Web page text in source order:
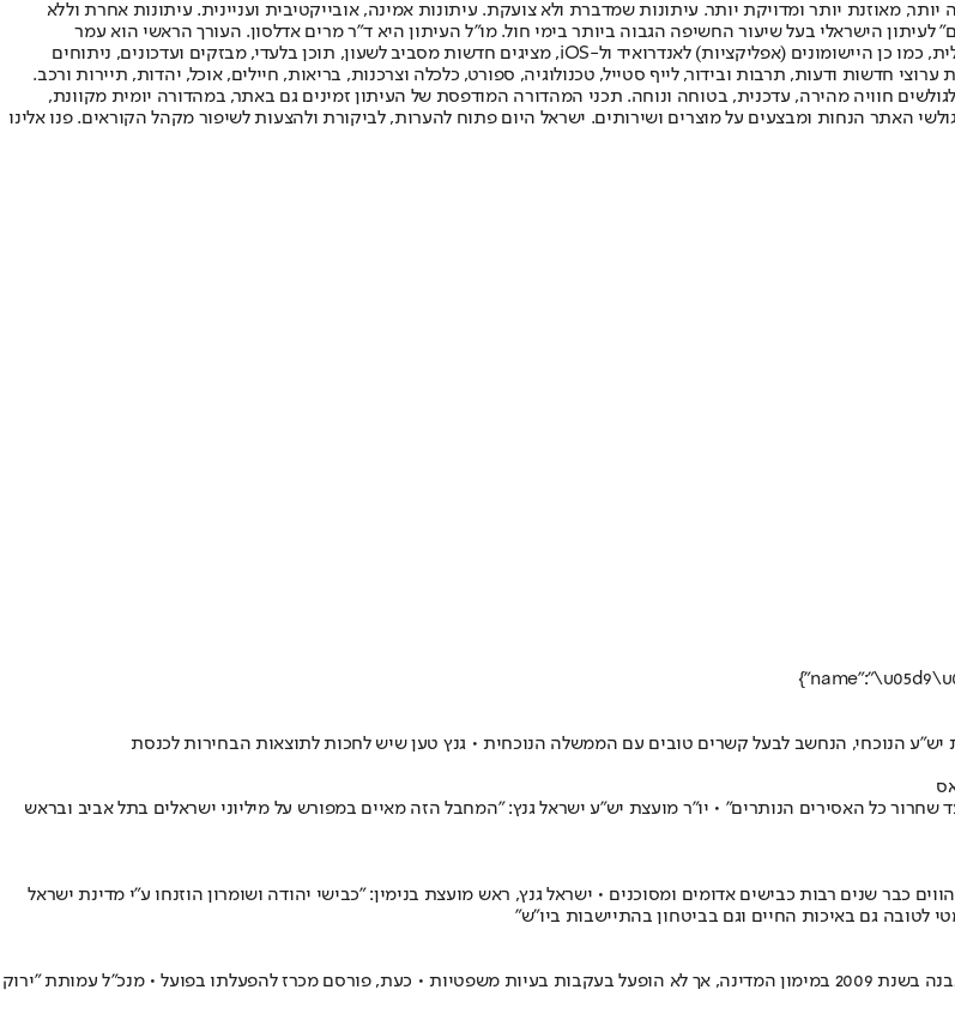
מאוזנת יותר ומדויקת יותר. עיתונות שמדברת ולא צועקת. עיתונות אמינה, אובייקטיבית ועניינית. עיתונות אחרת וללא
הראשונה פורסמה ב-30 ביולי 2007, וב-2010 הפך "ישראל היום" לעיתון הישראלי בעל שיעור החשיפה הגבוה ביותר בימי חול. מו"ל העיתון היא ד"ר מרים אדלסון. העורך הראשי הוא עמר
לחמנוביץ, והעורך המייסד הוא עמוס רגב. אתרי האינטרנט של "ישראל היום" בעברית ובאנגלית, כמו כן היישומונים (אפליקציות) לאנדרואיד ול-iOS, מציגים חדשות מסביב לשעון, תוכן בלעדי, מבזקים ועדכונים, ניתוחים
חדשות ודעות, תרבות ובידור, לייף סטייל, טכנולוגיה, ספורט, כלכלה וצרכנות, בריאות, חיילים, אוכל, יהדות, תיירות ורכב.
לגולשים חוויה מהירה, עדכנית, בטוחה ונוחה. תכני המהדורה המודפסת של העיתון זמינים גם באתר, במהדורה יומית מקוונת,
האתר הנחות ומבצעים על מוצרים ושירותים. ישראל היום פתוח להערות, לביקורת ולהצעות לשיפור מקהל הקוראים. פנו אלינו
הנוכחי, הנחשב לבעל קשרים טובים עם הממשלה הנוכחית • גנץ טען שיש לחכות לתוצאות הבחירות לכנסת
כל האסירים הנותרים" • יו"ר מועצת יש"ע ישראל גנץ: "המחבל הזה מאיים במפורש על מיליוני ישראלים בתל אביב ובראש
כבר שנים רבות כבישים אדומים ומסוכנים • ישראל גנץ, ראש מועצת בנימין: "כבישי יהודה ושומרון הוזנחו ע"י מדינת ישראל
לטובה גם באיכות החיים וגם בביטחון בהתיישבות ביו"ש"
זו השנה השנייה מאז התחייבות המדינה לבג"ץ על הפעלת מתקן טיהור השפכים • המתקן נבנה בשנת 2009 במימון המדינה, אך לא הופעל בעקבות בעיות משפטיות • כעת, פורסם מכרז להפעלתו בפועל • מנכ"ל עמותת "ירוק